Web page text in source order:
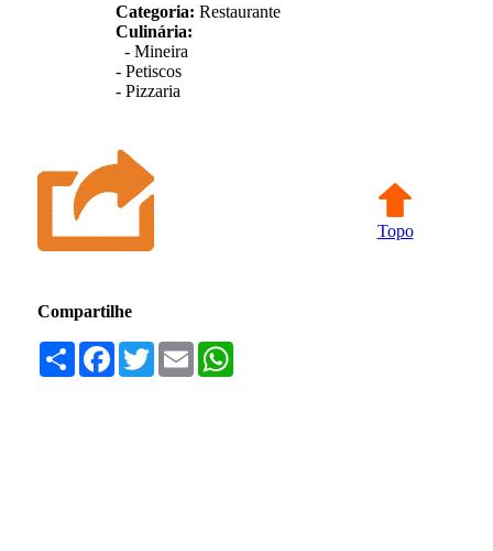
Categoria: Restaurante
Culinária:
- Mineira
- Petiscos
- Pizzaria
Topo
Compartilhe
Compartilhar
Facebook
TwitterEmail